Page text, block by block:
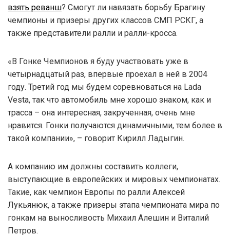
взять реванш? Смогут ли навязать борьбу Брагину
чемпионы и призеры других классов СМП РСКГ, а
также представители ралли и ралли-кросса.
«В Гонке Чемпионов я буду участвовать уже в
четырнадцатый раз, впервые проехал в ней в 2004
году. Третий год мы будем соревноваться на Lada
Vesta, так что автомобиль мне хорошо знаком, как и
трасса – она интересная, закрученная, очень мне
нравится. Гонки получаются динамичными, тем более в
такой компании», – говорит Кирилл Ладыгин.
А компанию им должны составить коллеги,
выступающие в европейских и мировых чемпионатах.
Такие, как чемпион Европы по ралли Алексей
Лукьянюк, а также призеры этапа чемпионата мира по
гонкам на выносливость Михаил Алешин и Виталий
Петров.